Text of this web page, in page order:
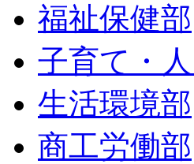
福祉保健部
子育て・
生活環境部
商工労働部